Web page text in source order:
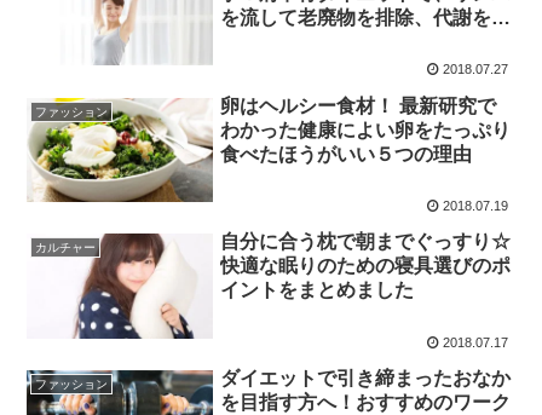
を流して老廃物を排除、代謝を上
2018.07.27
ファッション
卵はヘルシー食材！ 最新研究で
わかった健康によい卵をたっぷり
食べたほうがいい５つの理由
2018.07.19
カルチャー
自分に合う枕で朝までぐっすり☆
快適な眠りのための寝具選びのポ
イントをまとめました
2018.07.17
ファッション
ダイエットで引き締まったおなか
を目指す方へ！おすすめのワーク